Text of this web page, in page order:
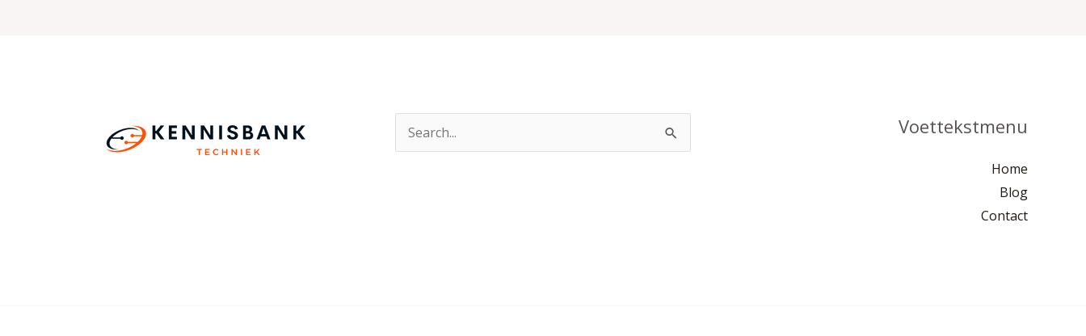
Search
for:
Voettekstmenu
Home
Blog
Contact